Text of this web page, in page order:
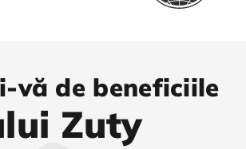
vă de beneficiile
Zuty